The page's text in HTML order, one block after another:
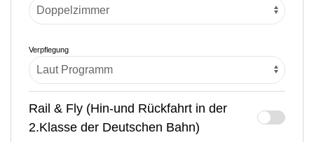
Verpflegung
Rail & Fly (Hin-und Rückfahrt in der
2.Klasse der Deutschen Bahn)